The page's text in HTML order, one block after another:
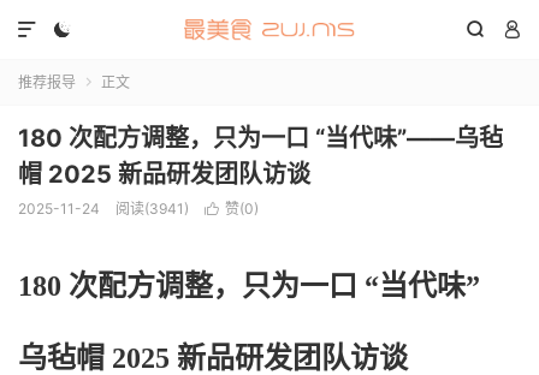
  

推荐报导  正文
180 次配方调整，只为一口 “当代味”——乌毡
帽 2025 新品研发团队访谈
2025-11-24 阅读(3941)  赞(0)
180 次配方调整，只为一口 “当代味”
乌毡帽 2025 新品研发团队访谈